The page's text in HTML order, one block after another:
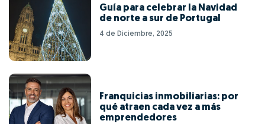
Guía para celebrar la Navidad
de norte a sur de Portugal
4 de Diciembre, 2025
Franquicias inmobiliarias: por
qué atraen cada vez a más
emprendedores